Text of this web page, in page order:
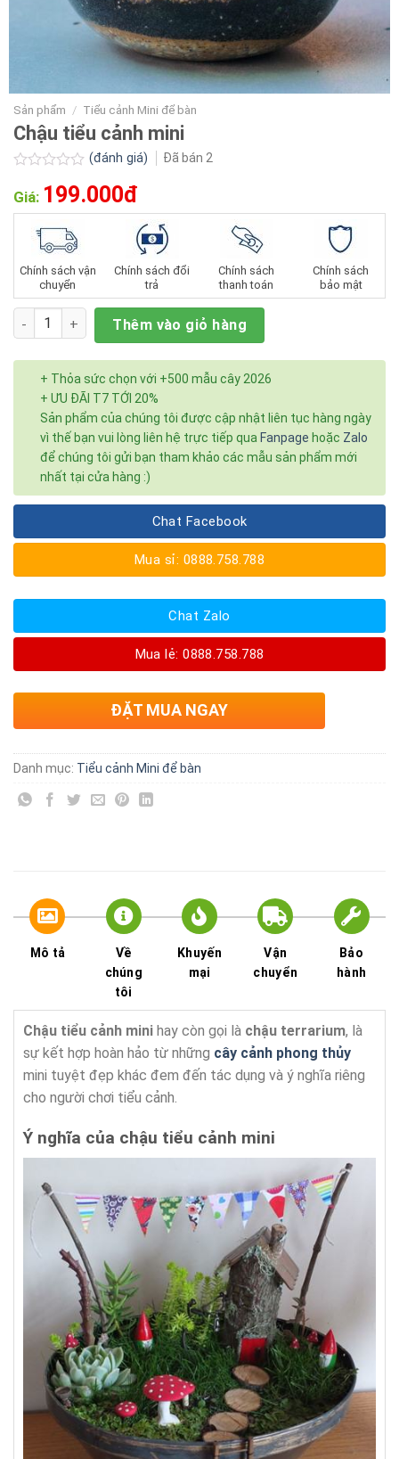
Sản phẩm / Tiểu cảnh Mini để bàn
Chậu tiểu cảnh mini
xếp
(đánh giá) Đã bán 2
Giá: 199.000đ
Chính sách vận
chuyển
Chính sách đổi
trả
Chính sách
thanh toán
Chính sách
bảo mật
Số lượng Thêm vào giỏ hàng
+ Thỏa sức chọn với +500 mẫu cây 2026
+ ƯU ĐÃI T7 TỚI 20%
Sản phẩm của chúng tôi được cập nhật liên tục hàng ngày
vì thế bạn vui lòng liên hệ trực tiếp qua Fanpage hoặc Zalo
để chúng tôi gửi bạn tham khảo các mẫu sản phẩm mới
nhất tại cửa hàng :)
Chat Facebook
Mua sỉ: 0888.758.788
Chat Zalo
Mua lẻ: 0888.758.788
ĐẶT MUA NGAY
Danh mục: Tiểu cảnh Mini để bàn
Mô tả
Về
chúng
tôi
Khuyến
mại
Vận
chuyển
Bảo
hành
Chậu tiểu cảnh mini hay còn gọi là chậu terrarium, là
sự kết hợp hoàn hảo từ những cây cảnh phong thủy
mini tuyệt đẹp khác đem đến tác dụng và ý nghĩa riêng
cho người chơi tiểu cảnh.
Ý nghĩa của chậu tiểu cảnh mini